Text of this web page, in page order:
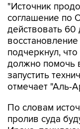
"Источник
соглашение по
действовать 60
подчеркнул,
должно помочь
запустить
отмечает "Аль-
По словам
пролив суда